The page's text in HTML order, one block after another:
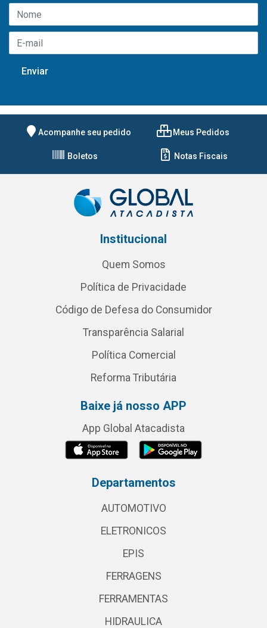
Acompanhe seu pedido Meus Pedidos
Boletos Notas Fiscais
Institucional
Quem Somos
Política de Privacidade
Código de Defesa do Consumidor
Transparência Salarial
Política Comercial
Reforma Tributária
Baixe já nosso APP
App Global Atacadista
Departamentos
AUTOMOTIVO
ELETRONICOS
EPIS
FERRAGENS
FERRAMENTAS
HIDRAULICA